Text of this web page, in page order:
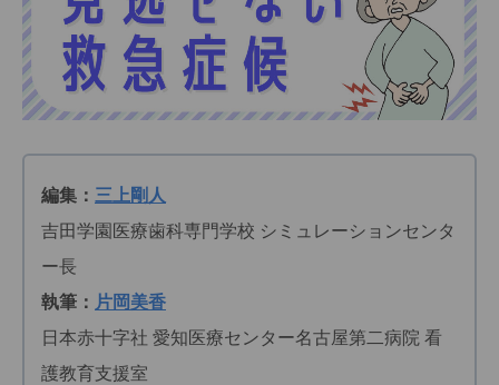
編集： 三上剛人
吉田学園医療歯科専門学校 シミュレーションセンタ
ー長
執筆： 片岡美香
日本赤十字社 愛知医療センター名古屋第二病院 看
護教育支援室